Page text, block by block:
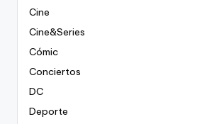
Cine
Cine&Series
Cómic
Conciertos
DC
Deporte